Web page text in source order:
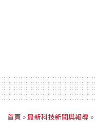
首頁 »最新科技新聞與報導 »